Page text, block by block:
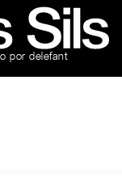
por delefant